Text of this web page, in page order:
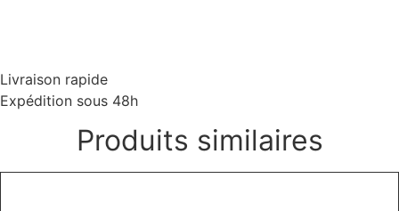
Livraison rapide
Expédition sous 48h
Produits similaires